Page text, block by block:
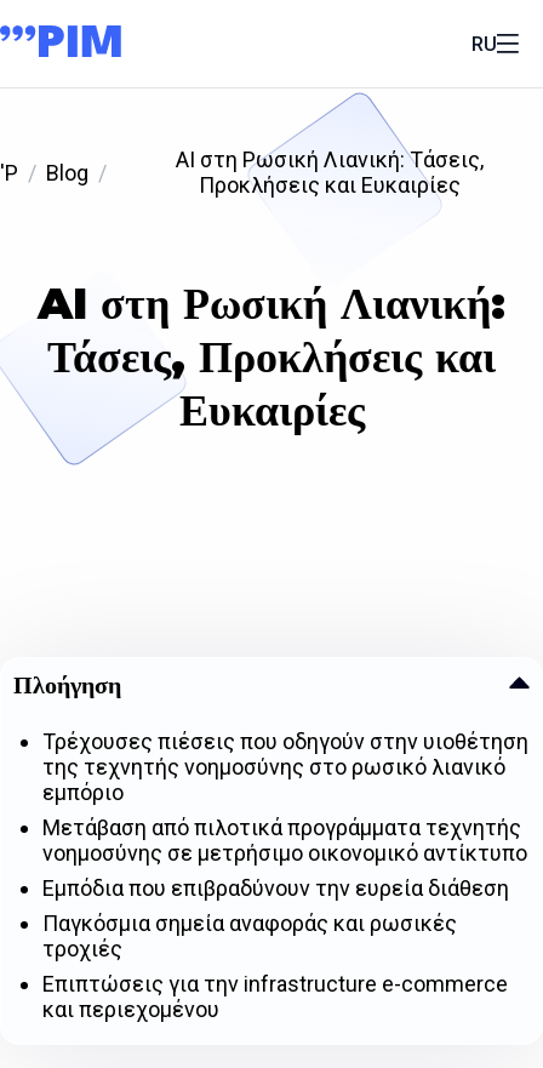
RU
'P Blog
AI στη Ρωσική Λιανική: Τάσεις,
Προκλήσεις και Ευκαιρίες
AI στη Ρωσική Λιανική:
Τάσεις, Προκλήσεις και
Ευκαιρίες
Πλοήγηση
Τρέχουσες πιέσεις που οδηγούν στην υιοθέτηση
της τεχνητής νοημοσύνης στο ρωσικό λιανικό
εμπόριο
Μετάβαση από πιλοτικά προγράμματα τεχνητής
νοημοσύνης σε μετρήσιμο οικονομικό αντίκτυπο
Εμπόδια που επιβραδύνουν την ευρεία διάθεση
Παγκόσμια σημεία αναφοράς και ρωσικές
τροχιές
Επιπτώσεις για την infrastructure e-commerce
και περιεχομένου